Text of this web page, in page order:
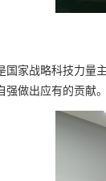
战略科技力量主
强做出应有的贡献